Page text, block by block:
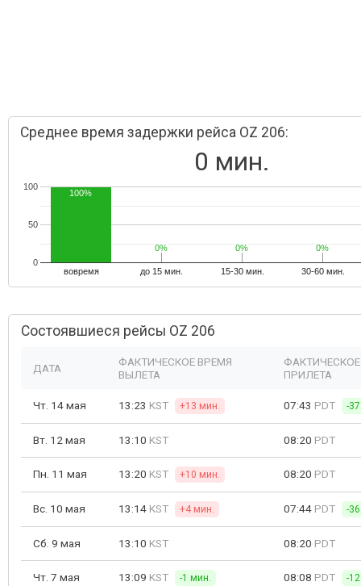
Среднее время задержки рейса OZ 206:
0 мин.
вовремя до 15 мин. 15-30 мин. 30-60 мин.
0
50
100
100%
0%
0% 0%
0% 0%
0%
Состоявшиеся рейсы OZ 206
ДАТА
ФАКТИЧЕСКОЕ ВРЕМЯ
ВЫЛЕТА
ПРИЛЕТА
Чт. 14 мая 13:23 KST +13 мин. 07:43 PDT -
Вт. 12 мая 13:10 KST 08:20 PDT
Пн. 11 мая 13:20 KST +10 мин. 08:20 PDT
Вс. 10 мая 13:14 KST +4 мин. 07:44 PDT -
Сб. 9 мая 13:10 KST 08:20 PDT
Чт. 7 мая 13:09 KST -1 мин. 08:08 PDT -